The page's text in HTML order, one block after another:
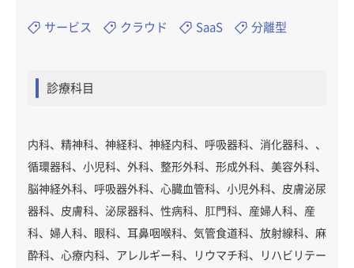
サービス クラウド SaaS 分離型
診療科目
内科、精神科、神経科、神経内科、呼吸器科、消化器科、、
循環器科、小児科、外科、整形外科、形成外科、美容外科、
脳神経外科、呼吸器外科、心臓血管科、小児外科、皮膚泌尿
器科、皮膚科、泌尿器科、性病科、肛門科、産婦人科、産
科、婦人科、眼科、耳鼻咽喉科、気管食道科、放射線科、麻
酔科、心療内科、アレルギー科、リウマチ科、リハビリテー